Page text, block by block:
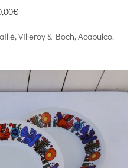
€
Villeroy & Boch, Acapulco.